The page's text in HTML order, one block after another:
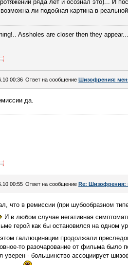
ряда лет и осознал это)... И
ли подобная картина в
Assholes are closer then they appear...
00:36 Ответ на сообщение Шизофрения:
да.
00:55 Ответ на сообщение Re: Шизофрения:
что в ремиссии (при шубообразном
И в любом случае негативная
герой как бы остановился на одном
галлюцинации продолжали
то разочарование от фильма было
уверен - большинство ассоциирует